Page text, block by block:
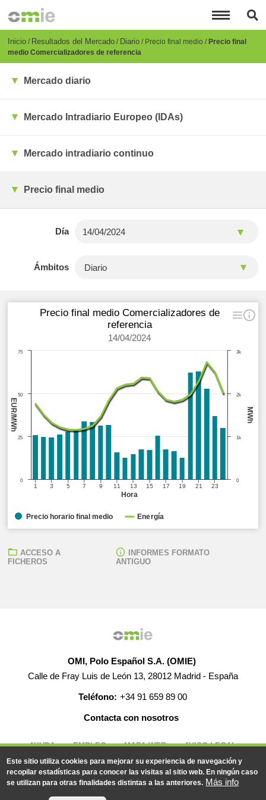
principal
Breadcrumb
Inicio Resultados del Mercado Diario Precio final medio Precio final
medio Comercializadores de referencia
Mercado diario
Mercado Intradiario Europeo (IDAs)
Mercado intradiario continuo
Precio final medio
Día
Ámbitos
Hora
MWh
EUR/MWh
Precio final medio Comercializadores de
referencia
14/04/2024
1 3 5 7 9 11 13 15 17 19 21 23
0
1k
2k
3k
0
25
50
75
Precio horario final medio Energía
ACCESO A
FICHEROS
INFORMES FORMATO
ANTIGUO
OMI, Polo Español S.A. (OMIE)
Calle de Fray Luis de León 13, 28012 Madrid - España
Teléfono: +34 91 659 89 00
Contacta con nosotros
© 2019-2026 - Todos los derechos reservados
AYUDA EMPLEO MAPA WEB AVISO LEGAL
Este sitio utiliza cookies para mejorar su experiencia de navegación y
recopilar estadísticas para conocer las visitas al sitio web. En ningún caso
se utilizan para otras finalidades distintas a las anteriores. Más info